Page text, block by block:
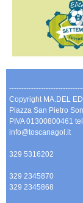
Copyright MA.DEL
Piazza San Pietro
PIVA 01300800461
info@toscanagol.it
329 5316202
329 2345870
329 2345868